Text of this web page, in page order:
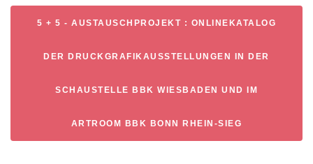
5 + 5 - AUSTAUSCHPROJEKT : ONLINEKATALOG
DER DRUCKGRAFIKAUSSTELLUNGEN IN DER
SCHAUSTELLE BBK WIESBADEN UND IM
ARTROOM BBK BONN RHEIN-SIEG